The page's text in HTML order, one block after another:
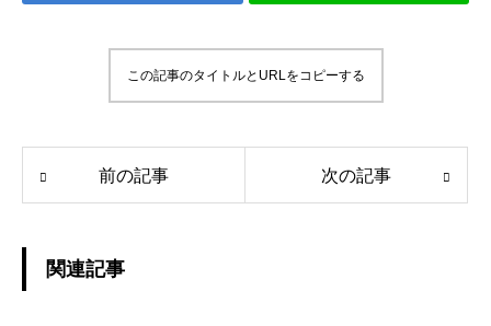
この記事のタイトルとURLをコピーする
前の記事 次の記事
関連記事